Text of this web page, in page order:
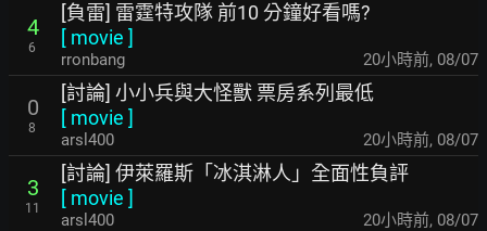
4
6
[負雷] 雷霆特攻隊 前10 分鐘好看嗎?
[ movie ]
rronbang 20小時前, 08/07
0
8
[討論] 小小兵與大怪獸 票房系列最低
[ movie ]
arsl400 20小時前, 08/07
3
11
[討論] 伊萊羅斯「冰淇淋人」全面性負評
[ movie ]
arsl400 20小時前, 08/07